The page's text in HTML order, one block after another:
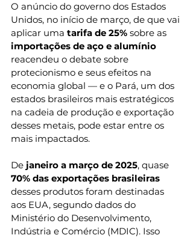
O anúncio do governo dos Estados
Unidos, no início de março, de que vai
aplicar uma tarifa de 25% sobre as
importações de aço e alumínio
reacendeu o debate sobre
protecionismo e seus efeitos na
economia global — e o Pará, um dos
estados brasileiros mais estratégicos
na cadeia de produção e exportação
desses metais, pode estar entre os
mais impactados.
De janeiro a março de 2025, quase
70% das exportações brasileiras
desses produtos foram destinadas
aos EUA, segundo dados do
Ministério do Desenvolvimento,
Indústria e Comércio (MDIC). Isso